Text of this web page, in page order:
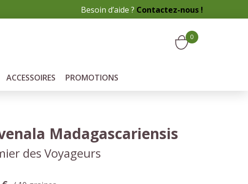
Besoin d’aide ? Contactez-nous !
0
ACCESSOIRES PROMOTIONS
Madagascariensis
des Voyageurs